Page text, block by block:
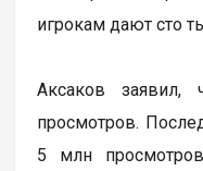
игрoкам дают сто
Аксаков заявил,
просмотров.
5 млн